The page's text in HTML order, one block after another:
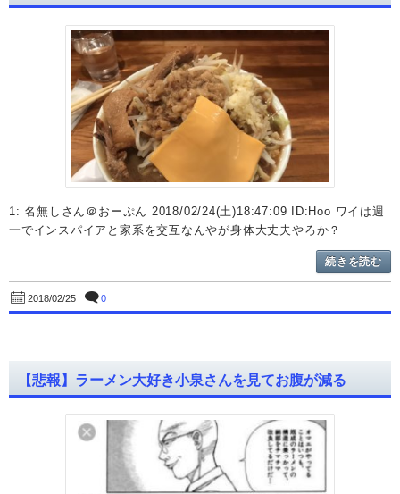
1: 名無しさん＠おーぷん 2018/02/24(土)18:47:09 ID:Hoo ワイは週
一でインスパイアと家系を交互なんやが身体大丈夫やろか？
続きを読む
2018/02/25 0
【悲報】ラーメン大好き小泉さんを見てお腹が減る